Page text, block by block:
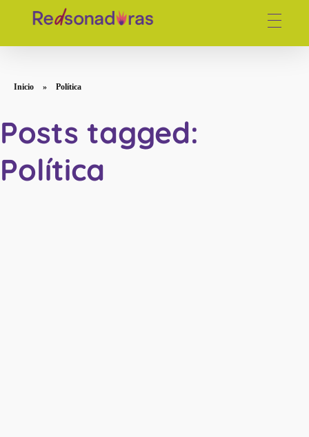
Inicio » Política
Posts tagged:
Política